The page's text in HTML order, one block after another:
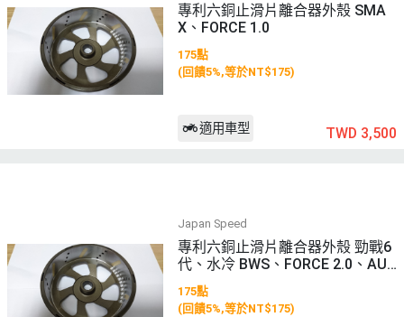
專利六銅止滑片離合器外殼 SMA
X、FORCE 1.0
175點
(回饋5%,等於NT$175)
適用車型 TWD 3,500
Japan Speed
專利六銅止滑片離合器外殼 勁戰6
代、水冷 BWS、FORCE 2.0、AUG
UR、NMAX
175點
(回饋5%,等於NT$175)